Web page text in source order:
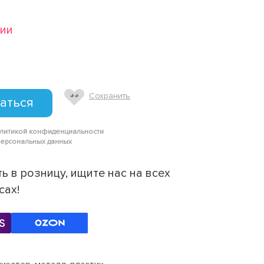
Сохранить
конфиденциальности
данных
в розницу, ищите нас на всех